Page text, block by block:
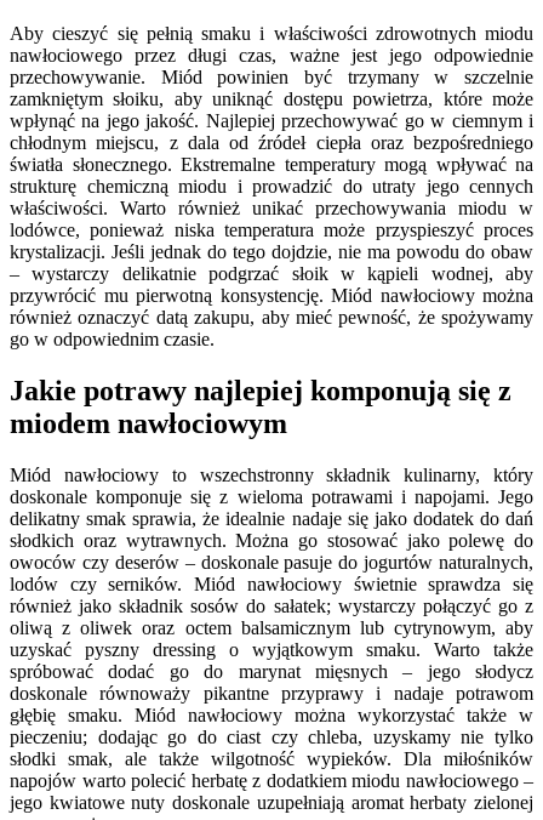
Aby cieszyć się pełnią smaku i właściwości zdrowotnych miodu
nawłociowego przez długi czas, ważne jest jego odpowiednie
przechowywanie. Miód powinien być trzymany w szczelnie
zamkniętym słoiku, aby uniknąć dostępu powietrza, które może
wpłynąć na jego jakość. Najlepiej przechowywać go w ciemnym i
chłodnym miejscu, z dala od źródeł ciepła oraz bezpośredniego
światła słonecznego. Ekstremalne temperatury mogą wpływać na
strukturę chemiczną miodu i prowadzić do utraty jego cennych
właściwości. Warto również unikać przechowywania miodu w
lodówce, ponieważ niska temperatura może przyspieszyć proces
krystalizacji. Jeśli jednak do tego dojdzie, nie ma powodu do obaw
– wystarczy delikatnie podgrzać słoik w kąpieli wodnej, aby
przywrócić mu pierwotną konsystencję. Miód nawłociowy można
również oznaczyć datą zakupu, aby mieć pewność, że spożywamy
go w odpowiednim czasie.
Jakie potrawy najlepiej komponują się z
miodem nawłociowym
Miód nawłociowy to wszechstronny składnik kulinarny, który
doskonale komponuje się z wieloma potrawami i napojami. Jego
delikatny smak sprawia, że idealnie nadaje się jako dodatek do dań
słodkich oraz wytrawnych. Można go stosować jako polewę do
owoców czy deserów – doskonale pasuje do jogurtów naturalnych,
lodów czy serników. Miód nawłociowy świetnie sprawdza się
również jako składnik sosów do sałatek; wystarczy połączyć go z
oliwą z oliwek oraz octem balsamicznym lub cytrynowym, aby
uzyskać pyszny dressing o wyjątkowym smaku. Warto także
spróbować dodać go do marynat mięsnych – jego słodycz
doskonale równoważy pikantne przyprawy i nadaje potrawom
głębię smaku. Miód nawłociowy można wykorzystać także w
pieczeniu; dodając go do ciast czy chleba, uzyskamy nie tylko
słodki smak, ale także wilgotność wypieków. Dla miłośników
napojów warto polecić herbatę z dodatkiem miodu nawłociowego –
jego kwiatowe nuty doskonale uzupełniają aromat herbaty zielonej